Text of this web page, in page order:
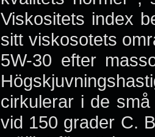
Viskositets index
sitt viskosotets
5W-30 efter
cirkulerar i de
vid 150 grader C.